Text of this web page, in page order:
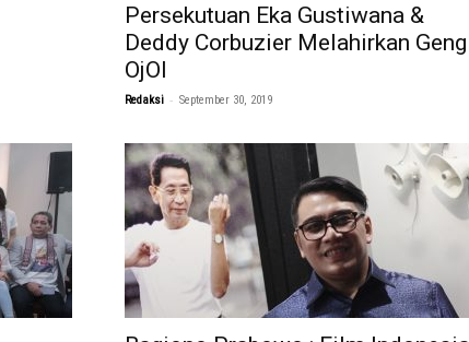
Persekutuan Eka Gustiwana &
Deddy Corbuzier Melahirkan Geng
OjOl
Redaksi - September 30, 2019